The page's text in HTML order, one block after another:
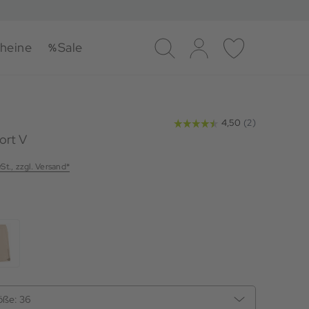
Sale
Suche Log-in Merkliste
V
zzgl. Versand*
36